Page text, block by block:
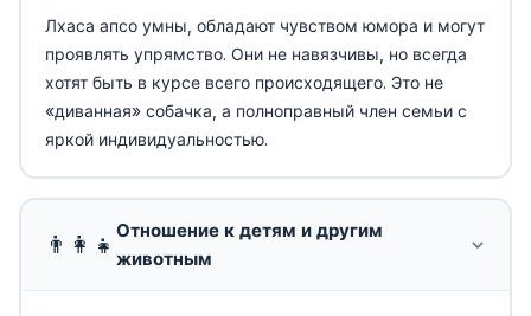
Лхаса апсо умны, обладают чувством юмора и могут
проявлять упрямство. Они не навязчивы, но всегда
хотят быть в курсе всего происходящего. Это не
«диванная» собачка, а полноправный член семьи с
яркой индивидуальностью.
👨‍👩‍👧
Отношение к детям и другим
животным